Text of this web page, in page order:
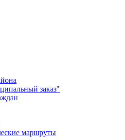
заказ"
маршруты